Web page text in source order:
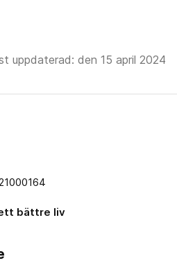
uppdaterad: den 15 april 2024
bättre liv